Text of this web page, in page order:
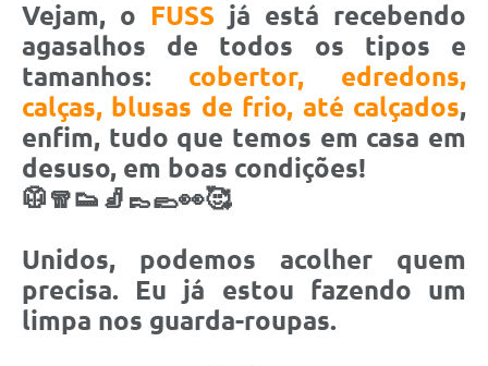
Vejam, o FUSS já está recebendo
agasalhos de todos os tipos e
tamanhos: cobertor, edredons,
calças, blusas de frio, até calçados,
enfim, tudo que temos em casa em
desuso, em boas condições!
🥼🧣👟🧦👞🥿👀🥰
Unidos, podemos acolher quem
precisa. Eu já estou fazendo um
limpa nos guarda-roupas.